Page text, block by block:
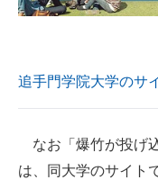
追手門学院大学のサ
なお「爆竹が投げ
は、同大学のサイト